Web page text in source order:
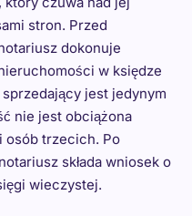
stron. Przed
dokonuje
w księdze
jest jedynym
nie jest obciążona
osób trzecich. Po
składa wniosek o
wieczystej.